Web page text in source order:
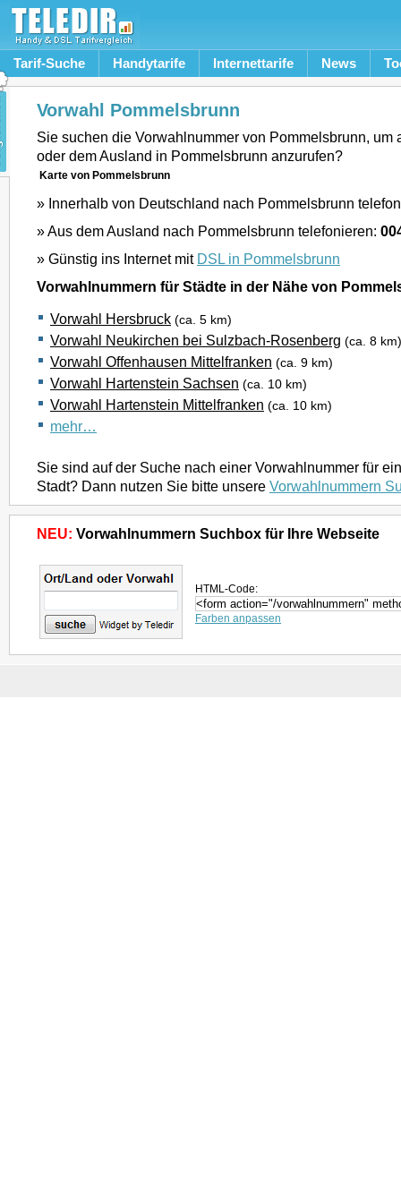
Tarif-Suche Handytarife Internettarife News
Vorwahl Pommelsbrunn
Sie suchen die Vorwahlnummer von Pommelsbrunn, um
oder dem Ausland in Pommelsbrunn anzurufen?
Karte von Pommelsbrunn
» Innerhalb von Deutschland nach Pommelsbrunn
» Aus dem Ausland nach Pommelsbrunn telefonieren:
» Günstig ins Internet mit DSL in Pommelsbrunn
Vorwahlnummern für Städte in der Nähe von
Vorwahl Hersbruck (ca. 5 km)
Vorwahl Neukirchen bei Sulzbach-Rosenberg (ca. 8 km)
Vorwahl Offenhausen Mittelfranken (ca. 9 km)
Vorwahl Hartenstein Sachsen (ca. 10 km)
Vorwahl Hartenstein Mittelfranken (ca. 10 km)
mehr…
Sie sind auf der Suche nach einer Vorwahlnummer für
Stadt? Dann nutzen Sie bitte unsere Vorwahlnummern
NEU: Vorwahlnummern Suchbox für Ihre Webseite
HTML-Code:
Farben anpassen